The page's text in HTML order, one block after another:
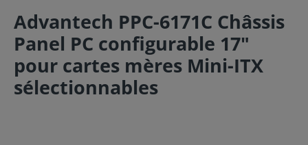
Advantech PPC-6171C Châssis
Panel PC configurable 17"
pour cartes mères Mini-ITX
sélectionnables